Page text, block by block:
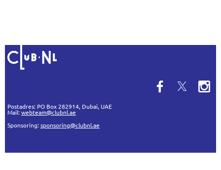
Postadres: PO Box 282914, Dubai, UAE
Mail:webteam@clubnl.ae
Sponsoring:sponsoring@clubnl.ae